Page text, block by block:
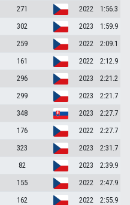
271 2022
1:56.3
302 2023
1:59.9
259 2022
2:09.1
161 2022
2:12.9
296 2023
2:21.2
299 2023
2:21.7
348 2023
2:27.7
176 2022
2:27.7
323 2023
2:31.7
82 2023
2:39.9
155 2022
2:47.9
162 2022
2:55.9